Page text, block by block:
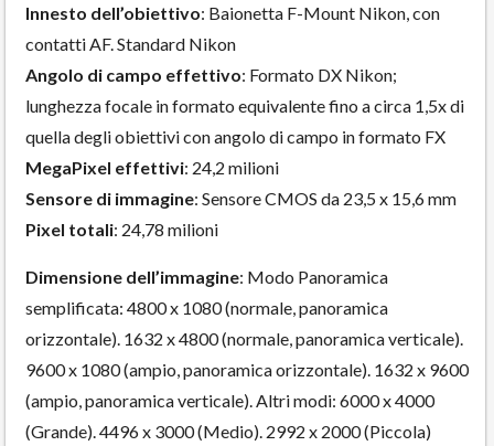
Innesto dell’obiettivo: Baionetta F-Mount Nikon, con
contatti AF. Standard Nikon
Angolo di campo effettivo: Formato DX Nikon;
lunghezza focale in formato equivalente fino a circa 1,5x di
quella degli obiettivi con angolo di campo in formato FX
MegaPixel effettivi: 24,2 milioni
Sensore di immagine: Sensore CMOS da 23,5 x 15,6 mm
Pixel totali: 24,78 milioni
Dimensione dell’immagine: Modo Panoramica
semplificata: 4800 x 1080 (normale, panoramica
orizzontale). 1632 x 4800 (normale, panoramica verticale).
9600 x 1080 (ampio, panoramica orizzontale). 1632 x 9600
(ampio, panoramica verticale). Altri modi: 6000 x 4000
(Grande). 4496 x 3000 (Medio). 2992 x 2000 (Piccola)